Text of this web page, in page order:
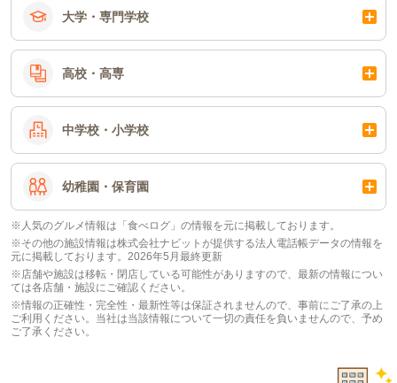
大学・専門学校
高校・高専
中学校・小学校
幼稚園・保育園
※人気のグルメ情報は「食べログ」の情報を元に掲載しております。
※その他の施設情報は株式会社ナビットが提供する法人電話帳データの情報を
元に掲載しております。2026年5月最終更新
※店舗や施設は移転・閉店している可能性がありますので、最新の情報につい
ては各店舗・施設にご確認ください。
※情報の正確性・完全性・最新性等は保証されませんので、事前にご了承の上
ご利用ください。当社は当該情報について一切の責任を負いませんので、予め
ご了承ください。